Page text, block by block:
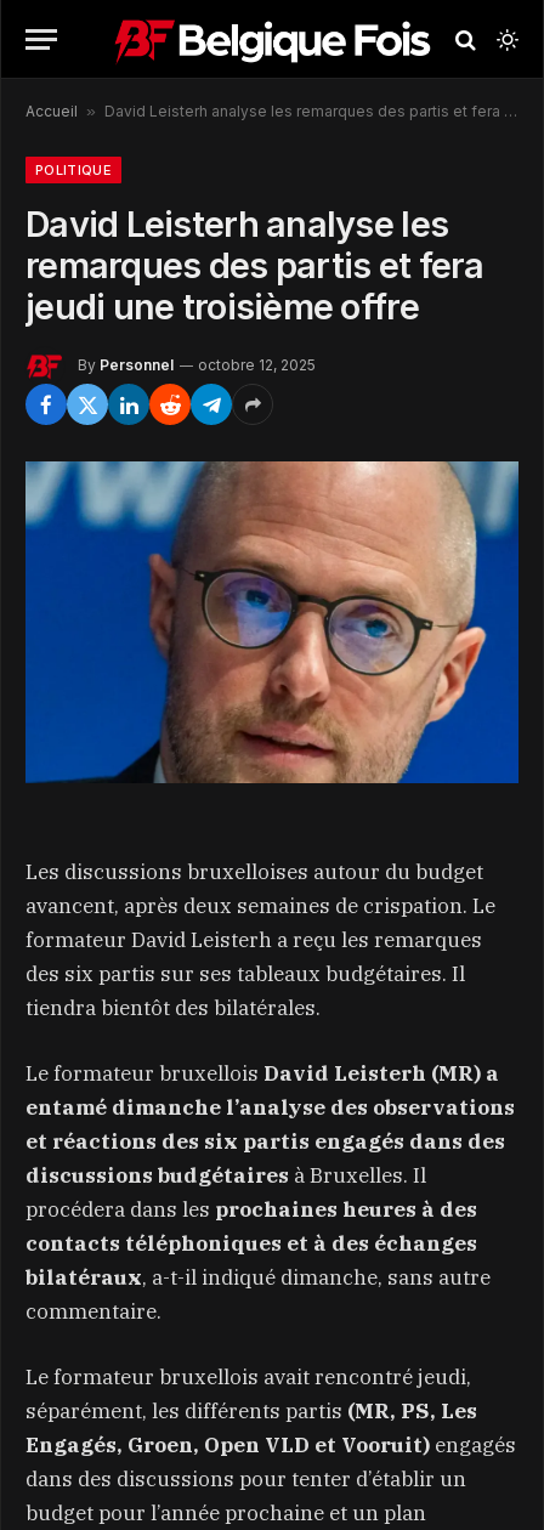
Accueil » David Leisterh analyse les remarques des partis et fera jeudi une troisième offre
POLITIQUE
David Leisterh analyse les
remarques des partis et fera
jeudi une troisième offre
By Personnel octobre 12, 2025
Les discussions bruxelloises autour du budget
avancent, après deux semaines de crispation. Le
formateur David Leisterh a reçu les remarques
des six partis sur ses tableaux budgétaires. Il
tiendra bientôt des bilatérales.
Le formateur bruxellois David Leisterh (MR) a
entamé dimanche l’analyse des observations
et réactions des six partis engagés dans des
discussions budgétaires à Bruxelles. Il
procédera dans les prochaines heures à des
contacts téléphoniques et à des échanges
bilatéraux, a-t-il indiqué dimanche, sans autre
commentaire.
Le formateur bruxellois avait rencontré jeudi,
séparément, les différents partis (MR, PS, Les
Engagés, Groen, Open VLD et Vooruit) engagés
dans des discussions pour tenter d’établir un
budget pour l’année prochaine et un plan